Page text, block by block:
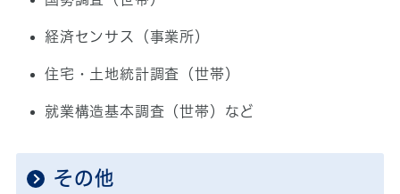
経済センサス（事業所）
住宅・土地統計調査（世帯）
就業構造基本調査（世帯）など
その他